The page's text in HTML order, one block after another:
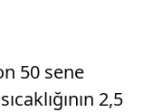
50 sene
2,5